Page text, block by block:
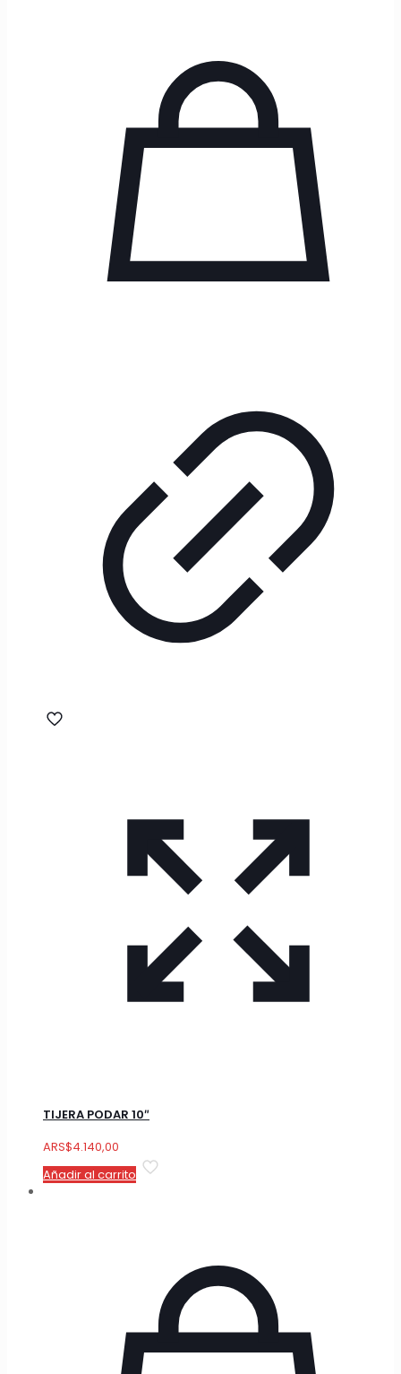
TIJERA PODAR 10″
ARS$4.140,00
Añadir al carrito